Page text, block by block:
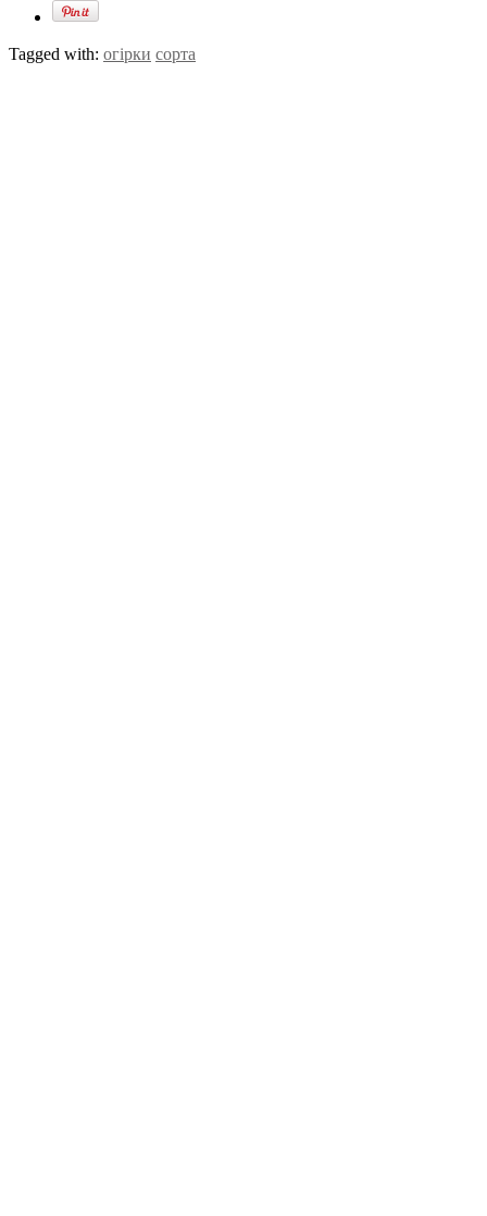
Tagged with: огірки сорта